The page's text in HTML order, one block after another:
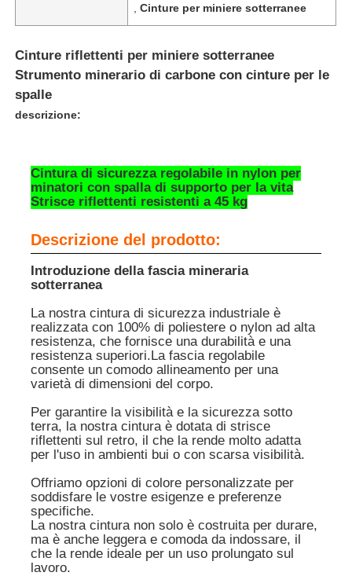
Casa
Prodotti
Mostra VR
Chi siamo
Fatory Tour
Controllo di qualità
notizie
,Cinture per miniere sotterranee
Cinture riflettenti per miniere sotterranee
Strumento minerario di carbone con cinture per le
spalle
descrizione:
Cintura di sicurezza regolabile in nylon per
minatori con spalla di supporto per la vita
Strisce riflettenti resistenti a 45 kg
Descrizione del prodotto:
Introduzione della fascia mineraria
sotterranea
La nostra cintura di sicurezza industriale è
realizzata con 100% di poliestere o nylon ad alta
resistenza, che fornisce una durabilità e una
resistenza superiori.La fascia regolabile
consente un comodo allineamento per una
varietà di dimensioni del corpo.
Per garantire la visibilità e la sicurezza sotto
terra, la nostra cintura è dotata di strisce
riflettenti sul retro, il che la rende molto adatta
per l'uso in ambienti bui o con scarsa visibilità.
Offriamo opzioni di colore personalizzate per
soddisfare le vostre esigenze e preferenze
specifiche.
La nostra cintura non solo è costruita per durare,
ma è anche leggera e comoda da indossare, il
che la rende ideale per un uso prolungato sul
lavoro.